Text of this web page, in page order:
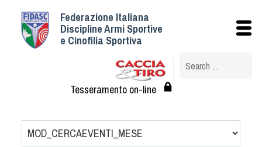
Federazione Italiana
Discipline Armi Sportive
e Cinofilia Sportiva
Tesseramento on-line
Istituzionale
Struttura
Albo Veterinari federali
Tesseramento e Affiliazioni
Statuto e Regolamenti